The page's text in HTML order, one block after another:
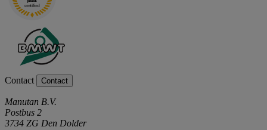
Contact Contact
Manutan B.V.
Postbus 2
3734 ZG Den Dolder